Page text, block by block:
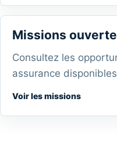
Missions
Consultez les
assurance
Voir les missions